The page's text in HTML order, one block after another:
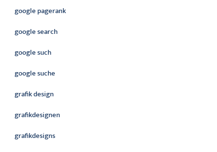
google pagerank
google search
google such
google suche
grafik design
grafikdesignen
grafikdesigns